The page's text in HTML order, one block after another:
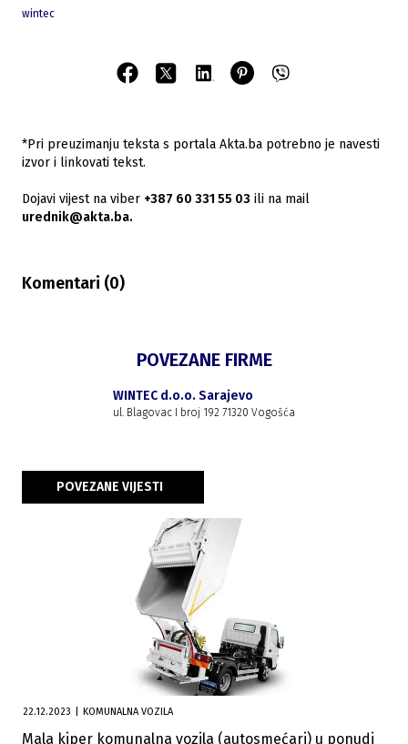
wintec
*Pri preuzimanju teksta s portala Akta.ba potrebno je navesti
izvor i linkovati tekst.
Dojavi vijest na viber +387 60 331 55 03 ili na mail
urednik@akta.ba.
Komentari (0)
POVEZANE FIRME
WINTEC d.o.o. Sarajevo
ul. Blagovac I broj 192 71320 Vogošća
POVEZANE VIJESTI
22.12.2023 KOMUNALNA VOZILA
Mala kiper komunalna vozila (autosmećari) u ponudi